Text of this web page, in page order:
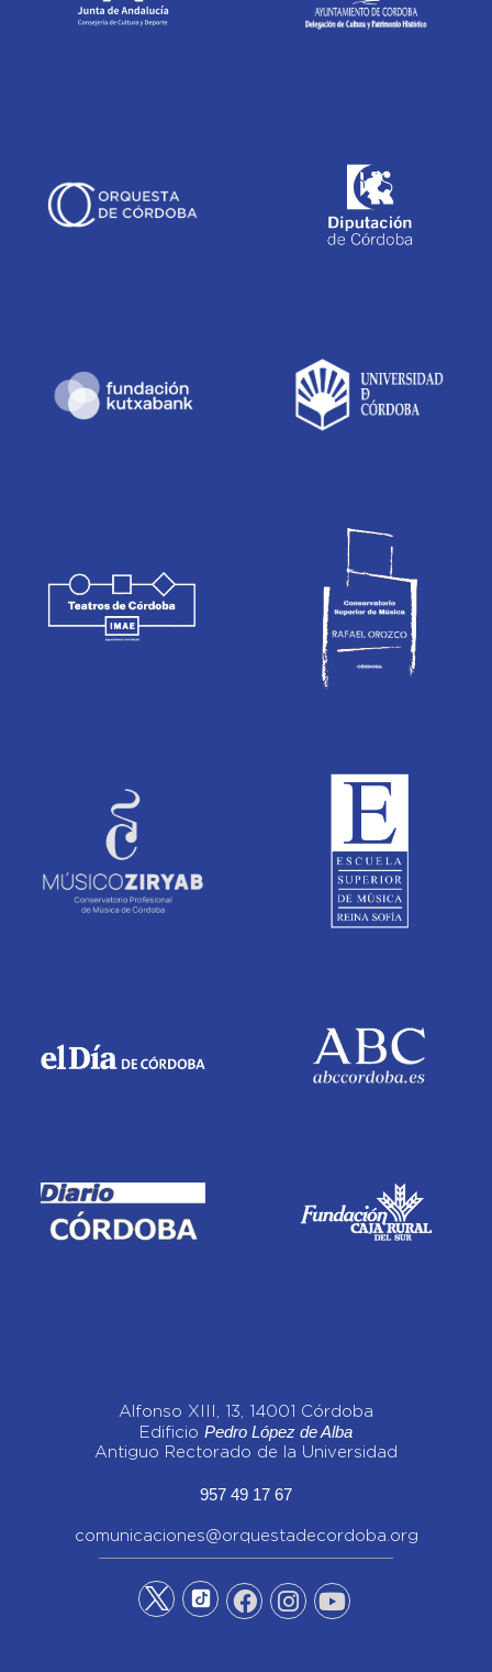
Alfonso XIII, 13, 14001 Córdoba
Edificio Pedro López de Alba
Antiguo Rectorado de la Universidad
957 49 17 67
comunicaciones@orquestadecordoba.org